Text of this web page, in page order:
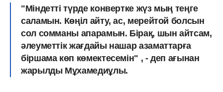
"Міндетті түрде конвертке жүз мың теңге
саламын. Көңіл айту, ас, мерейтой болсын
сол сомманы апарамын. Бірақ, шын айтсам,
әлеуметтік жағдайы нашар азаматтарға
біршама көп көмектесемін" , - деп ағынан
жарылды Мұхамедиұлы.